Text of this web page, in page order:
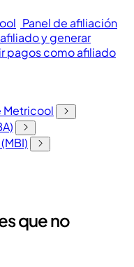
Panel de afiliación
y generar
pagos como afiliado
Metricool
que no